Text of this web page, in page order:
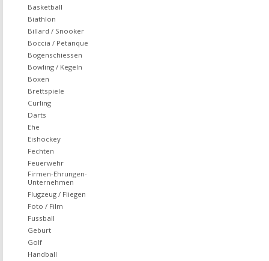
Basketball
Biathlon
Billard / Snooker
Boccia / Petanque
Bogenschiessen
Bowling / Kegeln
Boxen
Brettspiele
Curling
Darts
Ehe
Eishockey
Fechten
Feuerwehr
Firmen-Ehrungen-
Unternehmen
Flugzeug / Fliegen
Foto / Film
Fussball
Geburt
Golf
Handball